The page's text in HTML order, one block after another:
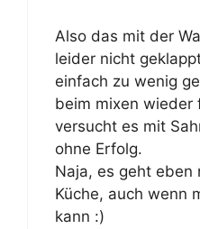
Also das mit der
leider nicht
einfach zu wenig
beim mixen wieder
versucht es mit
ohne Erfolg.
Naja, es geht eben
Küche, auch wenn
kann :)